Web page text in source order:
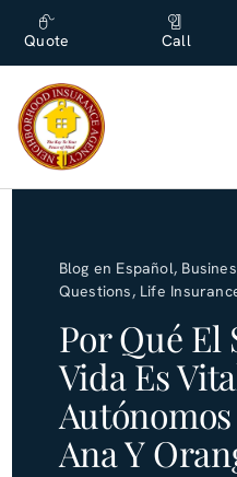
content
content
Quote Call
For Businesses
About
Office
Blog en Español,
Questions, Life
Por Qué El
Vida Es
Ana Y